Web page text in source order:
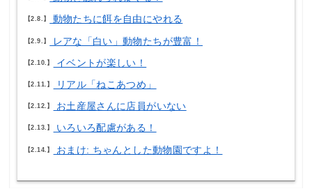
2.8. 動物たちに餌を自由にやれる
2.9. レアな「白い」動物たちが豊富！
2.10. イベントが楽しい！
2.11. リアル「ねこあつめ」
2.12. お土産屋さんに店員がいない
2.13. いろいろ配慮がある！
2.14. おまけ: ちゃんとした動物園ですよ！